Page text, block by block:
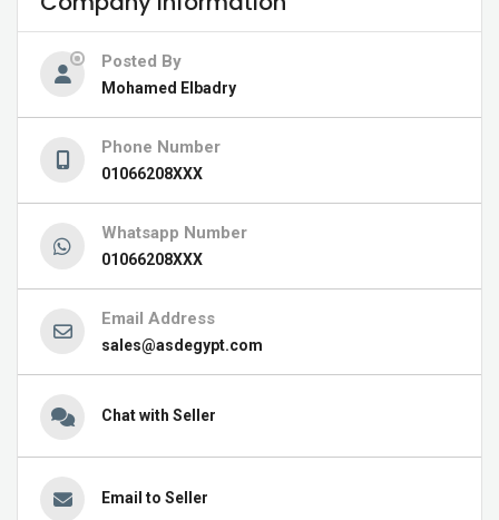
Posted By
Mohamed Elbadry
Phone Number
01066208XXX
Whatsapp Number
01066208XXX
Email Address
sales@asdegypt.com
Chat with Seller
Email to Seller